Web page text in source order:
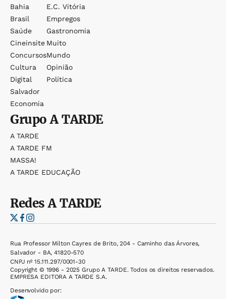
Bahia
Brasil
Saúde
Cineinsite
Concursos
Cultura
Digital
Salvador
Economia
E.c. Vitória
Empregos
Gastronomia
Muito
Mundo
Opinião
Política
GrupoA TARDE
A TARDE
A TARDE FM
MASSA!
A TARDE EDUCAÇÃO
RedesA TARDE
Rua Professor Milton Cayres de Brito, 204 - Caminho das Árvores,
Salvador - BA, 41820-570
CNPJ nº 15.111.297/0001-30
Copyright © 1996 - 2025 Grupo A TARDE. Todos os direitos reservados.
EMPRESA EDITORA A TARDE S.A.
Desenvolvido por: